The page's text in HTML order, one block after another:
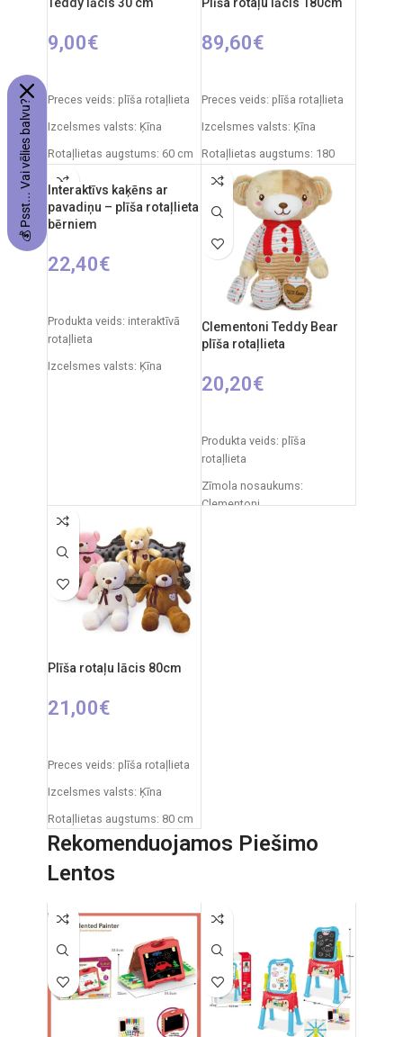
Teddy lācis 30 cm
9,00€
Preces veids: plīša rotaļlieta
Izcelsmes valsts: Ķīna
Rotaļlietas augstums: 60 cm
Plīša rotaļu lācis 180cm
89,60€
Preces veids: plīša rotaļlieta
Izcelsmes valsts: Ķīna
Rotaļlietas augstums: 180
Interaktīvs kaķēns ar
pavadiņu – plīša rotaļlieta
bērniem
22,40€
Produkta veids: interaktīvā
rotaļlieta
Izcelsmes valsts: Ķīna
Elementi: 3 x AA (nav iekļauti)
Clementoni Teddy Bear
plīša rotaļlieta
20,20€
Produkta veids: plīša
rotaļlieta
Zīmola nosaukums:
Clementoni
Plīša rotaļu lācis 80cm
21,00€
Preces veids: plīša rotaļlieta
Izcelsmes valsts: Ķīna
Rotaļlietas augstums: 80 cm
Rekomenduojamos Piešimo
Lentos
💰 Psst... Vai vēlies balvu?